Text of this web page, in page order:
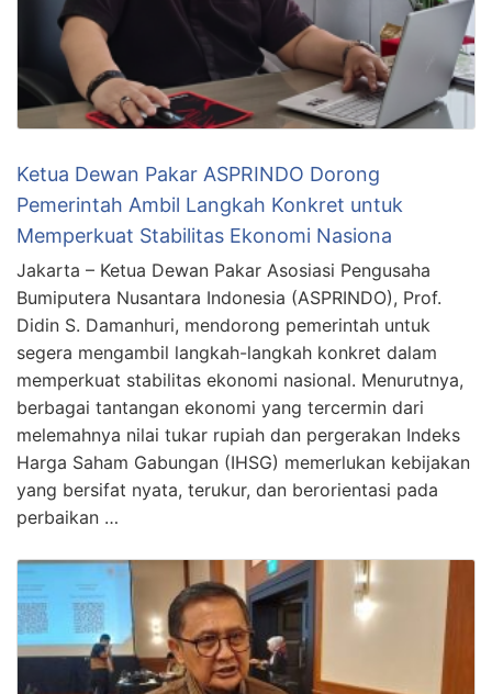
Ketua Dewan Pakar ASPRINDO Dorong
Pemerintah Ambil Langkah Konkret untuk
Memperkuat Stabilitas Ekonomi Nasiona
Jakarta – Ketua Dewan Pakar Asosiasi Pengusaha
Bumiputera Nusantara Indonesia (ASPRINDO), Prof.
Didin S. Damanhuri, mendorong pemerintah untuk
segera mengambil langkah-langkah konkret dalam
memperkuat stabilitas ekonomi nasional. Menurutnya,
berbagai tantangan ekonomi yang tercermin dari
melemahnya nilai tukar rupiah dan pergerakan Indeks
Harga Saham Gabungan (IHSG) memerlukan kebijakan
yang bersifat nyata, terukur, dan berorientasi pada
perbaikan …